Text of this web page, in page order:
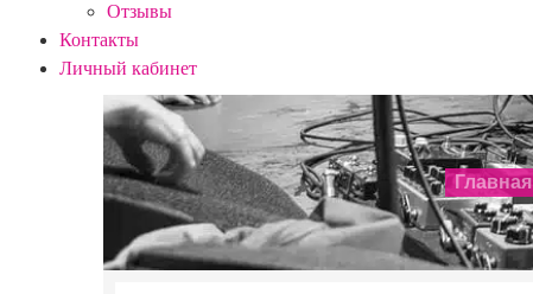
Отзывы
Контакты
Личный кабинет
Главная